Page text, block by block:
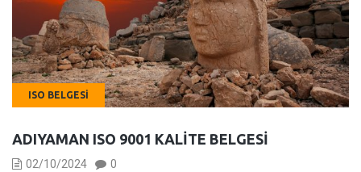
ISO BELGESI
ADIYAMAN ISO 9001 KALITE BELGESI
02/10/2024 0